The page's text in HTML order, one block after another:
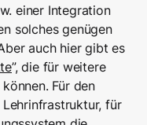
einer Integration
solches genügen
auch hier gibt es
”, die für weitere
Für den
für